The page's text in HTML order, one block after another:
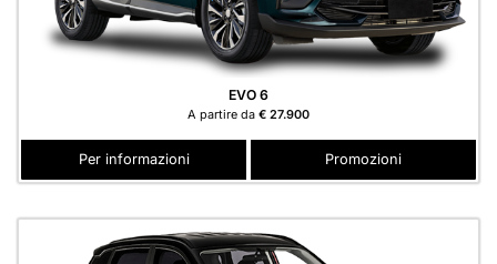
EVO 6
A partire da € 27.900
Per informazioni Promozioni